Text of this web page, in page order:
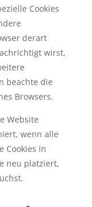
Cookies
derart
wirst,
beachte die
Browsers.
Website
wenn alle
Cookies in
neu platziert,